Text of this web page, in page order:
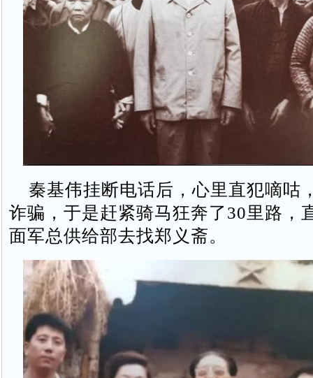
秦基伟挂断电话后，心里直犯嘀咕
诈骗，于是赶紧骑马狂奔了30里路，
面军总供给部去找郑义斋。